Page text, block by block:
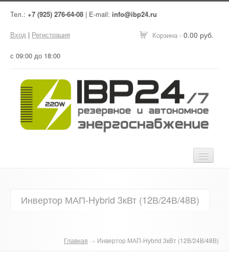
Тел.: +7 (925) 276-64-08 | E-mail: info@ibp24.ru
Корзина - 0.00 руб.
Вход | Регистрация
с 09:00 до 18:00
Оборудование
Инвертор МАП-Hybrid 3кВт (12В/24В/48В)
Главная → Инвертор МАП-Hybrid 3кВт (12В/24В/48В)